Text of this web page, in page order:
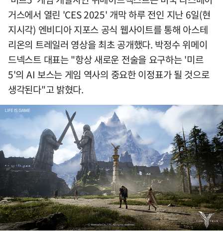
거스에서 열린 'CES 2025' 개막 하루 전인 지난 6일(현
지시각) 엔비디아 지포스 공식 웹사이트를 통해 아스테
리온의 트레일러 영상을 최초 공개했다. 박정수 위메이
드넥스트 대표는 "항상 새로운 전술을 요구하는 '미르
5'의 AI 보스는 게임 역사의 중요한 이정표가 될 것으로
생각된다"고 밝혔다.